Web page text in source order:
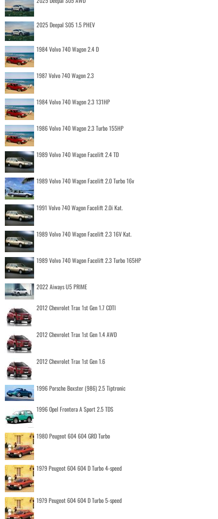
2025 Deepal S05 1.5 PHEV
1984 Volvo 740 Wagon 2.4 D
1987 Volvo 740 Wagon 2.3
1984 Volvo 740 Wagon 2.3 131HP
1986 Volvo 740 Wagon 2.3 Turbo 155HP
1989 Volvo 740 Wagon Facelift 2.4 TD
1989 Volvo 740 Wagon Facelift 2.0 Turbo 16v
1991 Volvo 740 Wagon Facelift 2.0i Kat.
1989 Volvo 740 Wagon Facelift 2.3 16V Kat.
1989 Volvo 740 Wagon Facelift 2.3 Turbo 165HP
2022 Aiways U5 PRIME
2012 Chevrolet Trax 1st Gen 1.7 CDTI
2012 Chevrolet Trax 1st Gen 1.4 AWD
2012 Chevrolet Trax 1st Gen 1.6
1996 Porsche Boxster (986) 2.5 Tiptronic
1996 Opel Frontera A Sport 2.5 TDS
1980 Peugeot 604 604 GRD Turbo
1979 Peugeot 604 604 D Turbo 4-speed
1979 Peugeot 604 604 D Turbo 5-speed